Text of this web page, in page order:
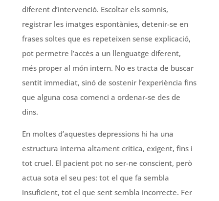
diferent d’intervenció. Escoltar els somnis,
registrar les imatges espontànies, detenir-se en
frases soltes que es repeteixen sense explicació,
pot permetre l’accés a un llenguatge diferent,
més proper al món intern. No es tracta de buscar
sentit immediat, sinó de sostenir l’experiència fins
que alguna cosa comenci a ordenar-se des de
dins.
En moltes d’aquestes depressions hi ha una
estructura interna altament crítica, exigent, fins i
tot cruel. El pacient pot no ser-ne conscient, però
actua sota el seu pes: tot el que fa sembla
insuficient, tot el que sent sembla incorrecte. Fer